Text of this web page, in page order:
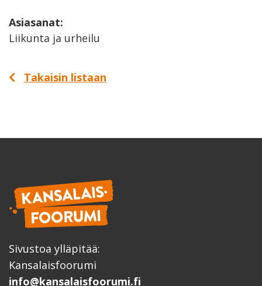
Asiasanat:
Liikunta ja urheilu
Takaisin listaan
Sivustoa ylläpitää:
Kansalaisfoorumi
info@kansalaisfoorumi.fi